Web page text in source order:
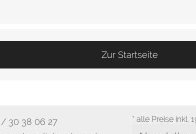
Zur Startseite
30 38 06 27
* alle Preise inkl.